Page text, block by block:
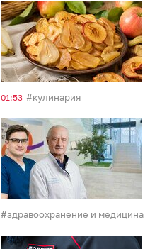
01:53 кулинария
здравоохранение и медицина